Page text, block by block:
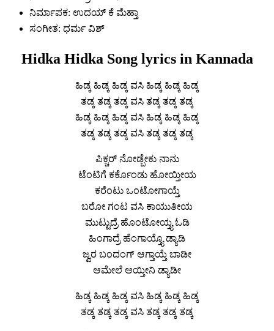
ನಿರ್ಮಾಪಕ: ಉದಯ್ ಕೆ ಮೆಹ್ತಾ
ಸಂಗೀತ: ಧರ್ಮ ವಿಶ್
Hidka Hidka Song lyrics in Kannada
ಹಿಡ್ಕ ಹಿಡ್ಕ ಹಿಡ್ಕ ವಸಿ ಹಿಡ್ಕ ಹಿಡ್ಕ ಹಿಡ್ಕ
ತಡ್ಕ ತಡ್ಕ ತಡ್ಕ ವಸಿ ತಡ್ಕ ತಡ್ಕ ತಡ್ಕ
ಹಿಡ್ಕ ಹಿಡ್ಕ ಹಿಡ್ಕ ವಸಿ ಹಿಡ್ಕ ಹಿಡ್ಕ ಹಿಡ್ಕ
ತಡ್ಕ ತಡ್ಕ ತಡ್ಕ ವಸಿ ತಡ್ಕ ತಡ್ಕ ತಡ್ಕ
ಪಿಕ್ಚರ್ ನೋಡ್ಬೇಕು ನಾನು
ಟೆಂಟಿಗೆ ಕರ್ಕೊಂಡು ಹೋಯ್ತೀಯ
ಕರೆಂಟು ಒಂಟೋಗಾಯ್ತೆ
ಬರೋ ಗಂಟ ವಸಿ ಕಾಯುತೀಯ
ಮುಟ್ಟುದ್ರೆ ಹೊಂಟೋಯ್ತ್ಯ ಓಡಿ
ಹಿಂಗಾದ್ರೆ ಹೆಂಗಾಯ್ತ್ಯೊ ಡ್ಯಾಡಿ
ಜ್ವರ ಬಂದಂಗ್ ಆಗ್ತಾಯ್ತೆ ಬಾಡೀ
ಆಮೇಲೆ ಆಯ್ತೀನಿ ಡ್ಯಾಡೀ
ಹಿಡ್ಕ ಹಿಡ್ಕ ಹಿಡ್ಕ ವಸಿ ಹಿಡ್ಕ ಹಿಡ್ಕ ಹಿಡ್ಕ
ತಡ್ಕ ತಡ್ಕ ತಡ್ಕ ವಸಿ ತಡ್ಕ ತಡ್ಕ ತಡ್ಕ